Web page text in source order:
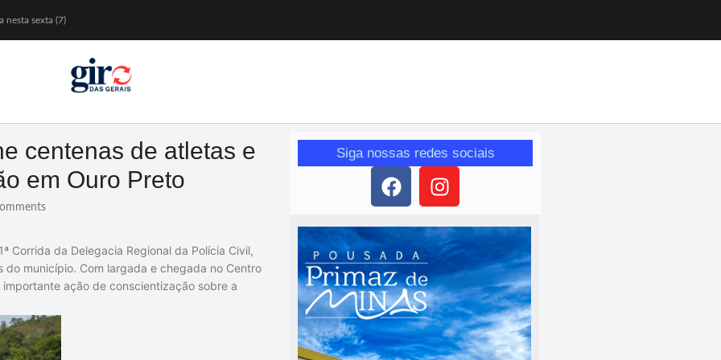
nesta sexta (7)
centenas de atletas e
em Ouro Preto
Corrida da Delegacia Regional da Polícia Civil,
município. Com largada e chegada no Centro
ação de conscientização sobre a
Siga nossas redes sociais